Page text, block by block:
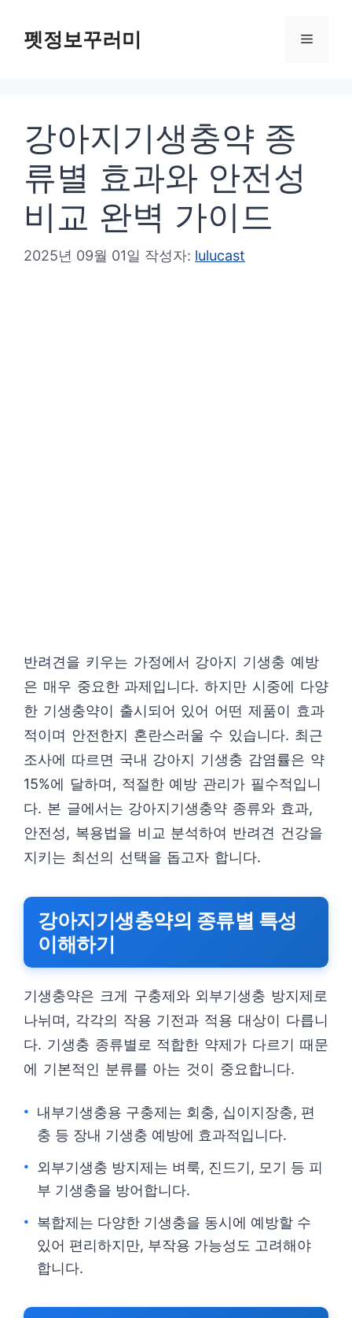
펫정보꾸러미 메
강아지기생충약 종
류별 효과와 안전성
비교 완벽 가이드
2025년 09월 01일 작성자: lulucast
반려견을 키우는 가정에서 강아지 기생충 예방
은 매우 중요한 과제입니다. 하지만 시중에 다양
한 기생충약이 출시되어 있어 어떤 제품이 효과
적이며 안전한지 혼란스러울 수 있습니다. 최근
조사에 따르면 국내 강아지 기생충 감염률은 약
15%에 달하며, 적절한 예방 관리가 필수적입니
다. 본 글에서는 강아지기생충약 종류와 효과,
안전성, 복용법을 비교 분석하여 반려견 건강을
지키는 최선의 선택을 돕고자 합니다.
강아지기생충약의 종류별 특성
이해하기
기생충약은 크게 구충제와 외부기생충 방지제로
나뉘며, 각각의 작용 기전과 적용 대상이 다릅니
다. 기생충 종류별로 적합한 약제가 다르기 때문
에 기본적인 분류를 아는 것이 중요합니다.
내부기생충용 구충제는 회충, 십이지장충, 편
충 등 장내 기생충 예방에 효과적입니다.
외부기생충 방지제는 벼룩, 진드기, 모기 등 피
부 기생충을 방어합니다.
복합제는 다양한 기생충을 동시에 예방할 수
있어 편리하지만, 부작용 가능성도 고려해야
합니다.